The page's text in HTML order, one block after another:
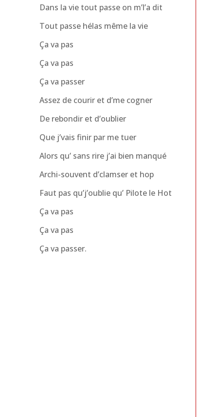
Dans la vie tout passe on m’l’a dit
Tout passe hélas même la vie
Ça va pas
Ça va pas
Ça va passer
Assez de courir et d’me cogner
De rebondir et d’oublier
Que j’vais finir par me tuer
Alors qu’ sans rire j’ai bien manqué
Archi-souvent d’clamser et hop
Faut pas qu’j’oublie qu’ Pilote le Hot
Ça va pas
Ça va pas
Ça va passer.